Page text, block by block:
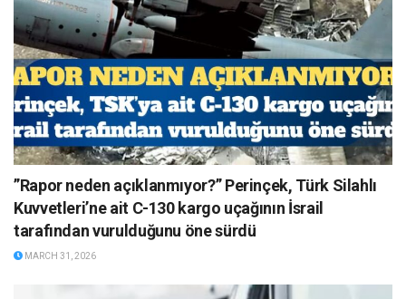
”Rapor neden açıklanmıyor?” Perinçek, Türk Silahlı
Kuvvetleri’ne ait C-130 kargo uçağının İsrail
tarafından vurulduğunu öne sürdü
MARCH 31, 2026